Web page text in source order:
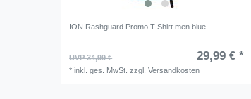
ION Rashguard Promo T-Shirt men blue
UVP 34,99 € 29,99 € *
*inkl. ges. MwSt. zzgl.Versandkosten